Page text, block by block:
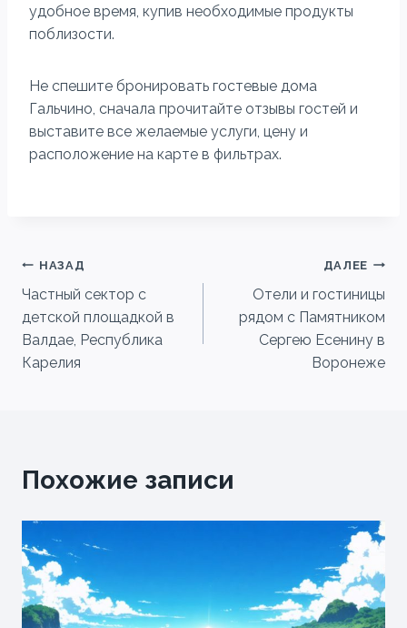
удобное время, купив необходимые продукты
поблизости.
Не спешите бронировать гостевые дома
Гальчино, сначала прочитайте отзывы гостей и
выставите все желаемые услуги, цену и
расположение на карте в фильтрах.
Навигация
по
записям
НАЗАД
Частный сектор с
детской площадкой в
Валдае, Республика
Карелия
ДАЛЕЕ
Отели и гостиницы
рядом с Памятником
Сергею Есенину в
Воронеже
Похожие записи